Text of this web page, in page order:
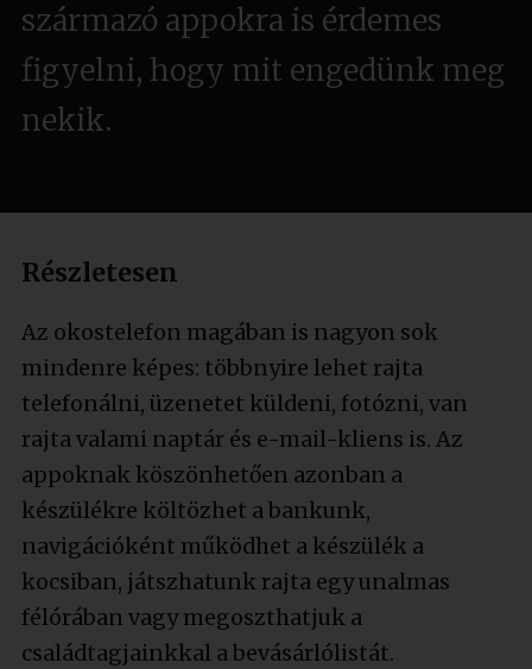
származó appokra is érdemes
figyelni, hogy mit engedünk meg
nekik.
Részletesen
Az okostelefon magában is nagyon sok
mindenre képes: többnyire lehet rajta
telefonálni, üzenetet küldeni, fotózni, van
rajta valami naptár és e-mail-kliens is. Az
appoknak köszönhetően azonban a
készülékre költözhet a bankunk,
navigációként működhet a készülék a
kocsiban, játszhatunk rajta egy unalmas
félórában vagy megoszthatjuk a
családtagjainkkal a bevásárlólistát.